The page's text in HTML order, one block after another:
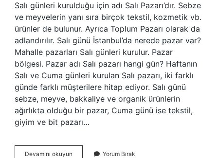
Salı günleri kurulduğu için adı Salı Pazarı’dır. Sebze
ve meyvelerin yanı sıra birçok tekstil, kozmetik vb.
ürünler de bulunur. Ayrıca Toplum Pazarı olarak da
adlandırılır. Salı günü İstanbul’da nerede pazar var?
Mahalle pazarları Salı günleri kurulur. Pazar
bölgesi. Pazar adı Salı pazarı hangi gün? Haftanın
Salı ve Cuma günleri kurulan Salı pazarı, iki farklı
günde farklı müşterilere hitap ediyor. Salı günü
sebze, meyve, bakkaliye ve organik ürünlerin
ağırlıkta olduğu bir pazar, Cuma günü ise tekstil,
giyim ve bit pazarı…
Devamını okuyun Yorum Bırak